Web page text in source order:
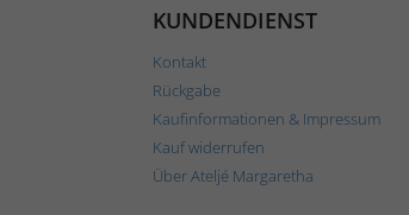
KUNDENDIENST
Kontakt
Rückgabe
Kaufinformationen & Impressum
Kauf widerrufen
Über Ateljé Margaretha